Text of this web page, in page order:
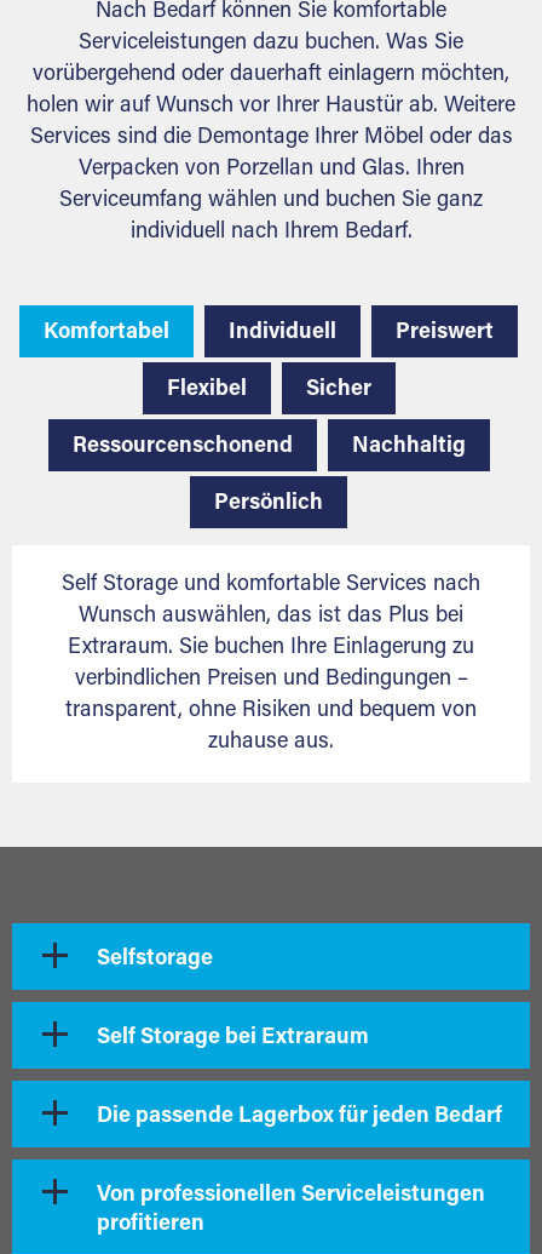
Nach Bedarf können Sie komfortable
Serviceleistungen dazu buchen. Was Sie
vorübergehend oder dauerhaft einlagern möchten,
holen wir auf Wunsch vor Ihrer Haustür ab. Weitere
Services sind die Demontage Ihrer Möbel oder das
Verpacken von Porzellan und Glas. Ihren
Serviceumfang wählen und buchen Sie ganz
individuell nach Ihrem Bedarf.
Komfortabel Individuell Preiswert
Flexibel Sicher
Ressourcenschonend Nachhaltig
Persönlich
Self Storage und komfortable Services nach
Wunsch auswählen, das ist das Plus bei
Extraraum. Sie buchen Ihre Einlagerung zu
verbindlichen Preisen und Bedingungen –
transparent, ohne Risiken und bequem von
zuhause aus.
Selfstorage
Self Storage bei Extraraum
Die passende Lagerbox für jeden Bedarf
Von professionellen Serviceleistungen
profitieren